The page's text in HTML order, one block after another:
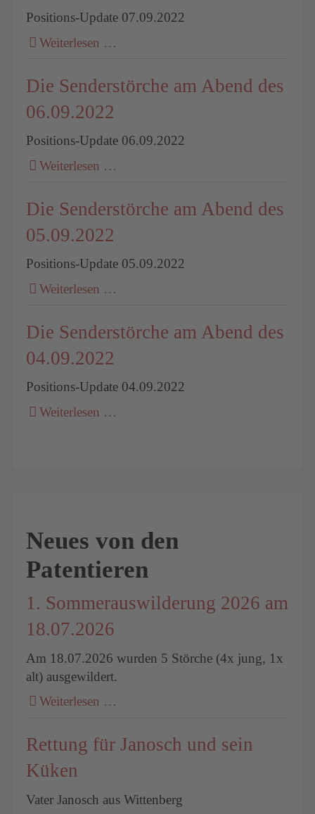
Positions-Update 07.09.2022
Weiterlesen …
Die Senderstörche am Abend des
06.09.2022
Positions-Update 06.09.2022
Weiterlesen …
Die Senderstörche am Abend des
05.09.2022
Positions-Update 05.09.2022
Weiterlesen …
Die Senderstörche am Abend des
04.09.2022
Positions-Update 04.09.2022
Weiterlesen …
Neues von den
Patentieren
1. Sommerauswilderung 2026 am
18.07.2026
Am 18.07.2026 wurden 5 Störche (4x jung, 1x
alt) ausgewildert.
Weiterlesen …
Rettung für Janosch und sein
Küken
Vater Janosch aus Wittenberg